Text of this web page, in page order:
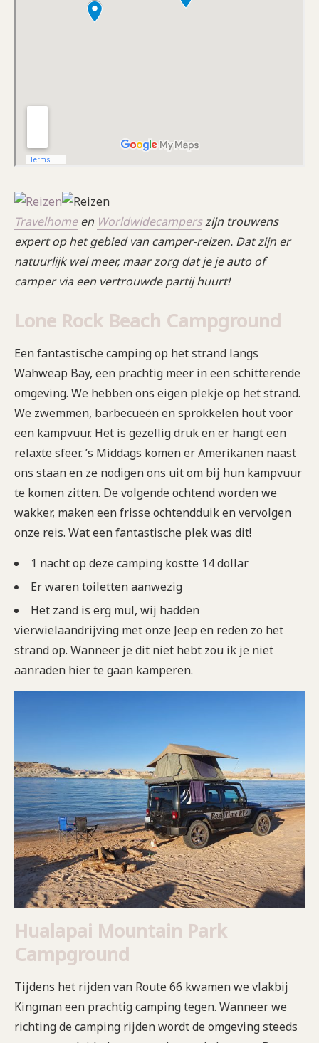
Travelhomeen Worldwidecamperszijn trouwens
expert op het gebied van camper-reizen. Dat zijn er
natuurlijk wel meer, maar zorg dat je je auto of
camper via een vertrouwde partij huurt!
Lone Rock Beach Campground
Een fantastische camping op het strand langs
Wahweap Bay, een prachtig meer in een schitterende
omgeving. We hebben ons eigen plekje op het strand.
We zwemmen, barbecueën en sprokkelen hout voor
een kampvuur. Het is gezellig druk en er hangt een
relaxte sfeer. ’s Middags komen er Amerikanen naast
ons staan en ze nodigen ons uit om bij hun kampvuur
te komen zitten. De volgende ochtend worden we
wakker, maken een frisse ochtendduik en vervolgen
onze reis. Wat een fantastische plek was dit!
1 nacht op deze camping kostte 14 dollar
Er waren toiletten aanwezig
Het zand is erg mul, wij hadden
vierwielaandrijving met onze Jeep en reden zo het
strand op. Wanneer je dit niet hebt zou ik je niet
aanraden hier te gaan kamperen.
Hualapai Mountain Park
Campground
Tijdens het rijden van Route 66 kwamen we vlakbij
Kingman een prachtig camping tegen. Wanneer we
richting de camping rijden wordt de omgeving steeds